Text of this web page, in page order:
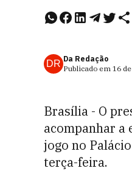
DR Da Redação
Publicado em 16
Brasília - O
acompanhar a
jogo no
terça-feira.